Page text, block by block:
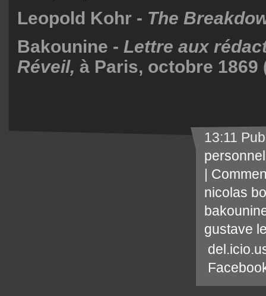
Leopold Kohr - The
Bakounine - Lettre aux
Réveil, à Paris, octobre 1869
13:11
|
nicolas
gustave